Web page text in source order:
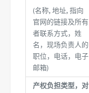
(名称, 地址, 指向
官网的链接及所有
者联系方式，姓
名，现场负责人的
职位，电话，电子
邮箱)
产权负担类型，对